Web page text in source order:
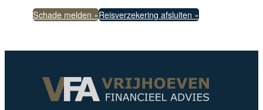
Schade melden »Reisverzekering afsluiten »